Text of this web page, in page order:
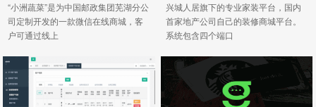
“小洲蔬菜”是为中国邮政集团芜湖分公
司定制开发的一款微信在线商城，客
户可通过线上
兴城人居旗下的专业家装平台，国内
首家地产公司自己的装修商城平台。
系统包含四个端口